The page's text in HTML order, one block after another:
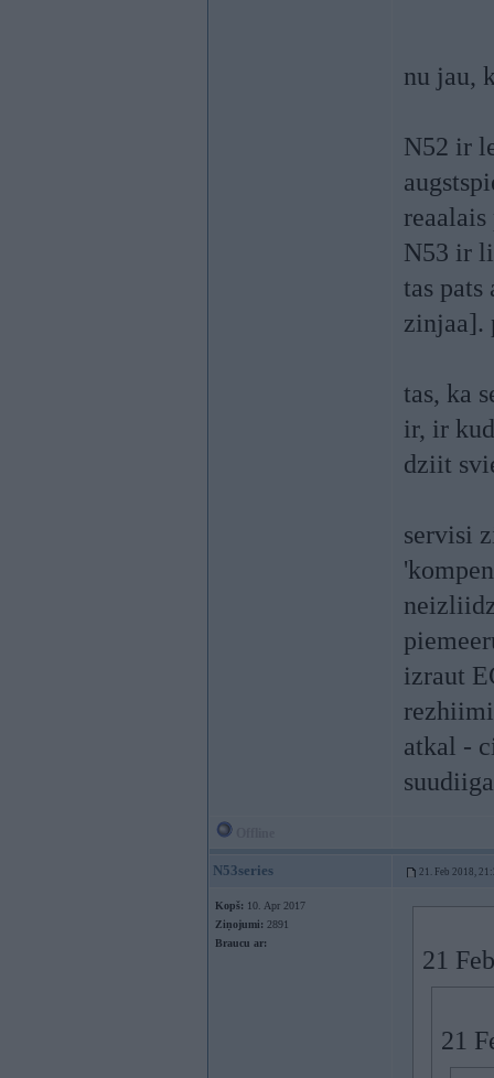
nu jau,
N52 ir
N53 ir
tas pats
zinjaa].
tas, ka
ir, ir
dziit
servisi
izraut
atkal -
N53series 21. Feb 2018,
Kopš: 10. Apr 2017
Ziņojumi: 2891
Braucu ar:
21
21